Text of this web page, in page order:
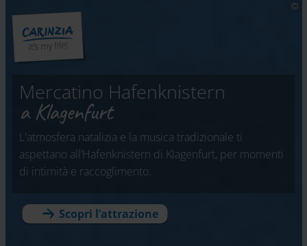
Mercatino Hafenknistern
a Klagenfurt
L'atmosfera natalizia e la musica tradizionale ti
aspettano all’Hafenknistern di Klagenfurt, per momenti
di intimità e raccoglimento.
Scopri l’attrazione